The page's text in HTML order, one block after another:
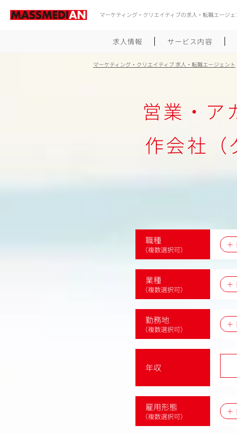
マーケティング・クリエイティブの求人・転職エージ
求人情報 サービス内容
マーケティング・クリエイティブ 求人・転職エージェント
営業・ア
作会社（
職種
（複数選択可）
業種
（複数選択可）
勤務地
（複数選択可）
年収
雇用形態
（複数選択可）